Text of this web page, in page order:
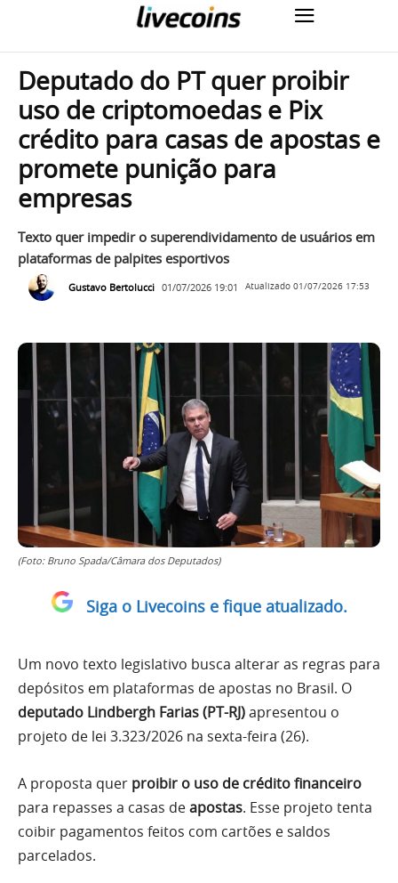
Deputado do PT quer proibir
uso de criptomoedas e Pix
crédito para casas de apostas e
promete punição para
empresas
Texto quer impedir o superendividamento de usuários em
plataformas de palpites esportivos
Gustavo Bertolucci 01/07/2026 19:01 Atualizado 01/07/2026 17:53
(Foto: Bruno Spada/Câmara dos Deputados)
Siga o Livecoins e fique atualizado.
Um novo texto legislativo busca alterar as regras para
depósitos em plataformas de apostas no Brasil. O
deputado Lindbergh Farias (PT-RJ)apresentou o
projeto de lei 3.323/2026 na sexta-feira (26).
A proposta quer proibir o uso de crédito financeiro
para repasses a casas deapostas. Esse projeto tenta
coibir pagamentos feitos com cartões e saldos
parcelados.